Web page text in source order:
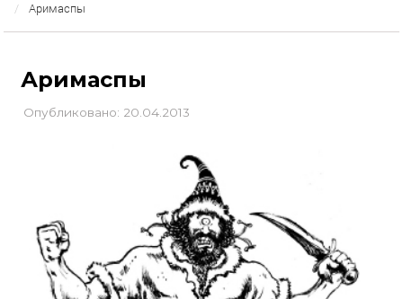
Аримаспы
Аримаспы
Опубликовано: 20.04.2013